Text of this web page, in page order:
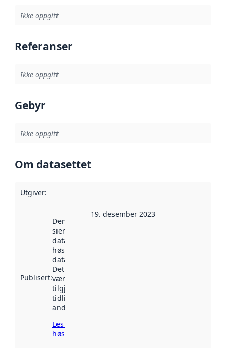
Ikke oppgitt
Referanser
Ikke oppgitt
Gebyr
Ikke oppgitt
Om datasettet
Utgiver:
Publisert:
Denne datoen
sier når
datasettet ble
høstet av
data.norge.no.
Det kan ha
vært
tilgjengelig
tidligere
andre steder.
Les mer om
høsting her
19. desember 2023